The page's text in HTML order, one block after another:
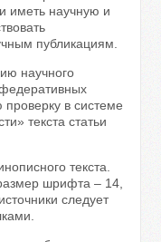
иметь научную и
публикациям.
научного
в системе
текста статьи
текста.
шрифта – 14,
следует